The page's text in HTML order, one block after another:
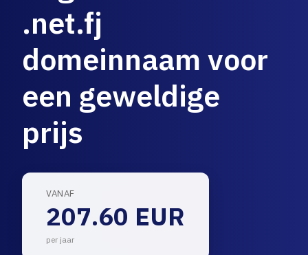
.net.fj
domeinnaam voor
een geweldige
prijs
VANAF
207.60 EUR
per jaar